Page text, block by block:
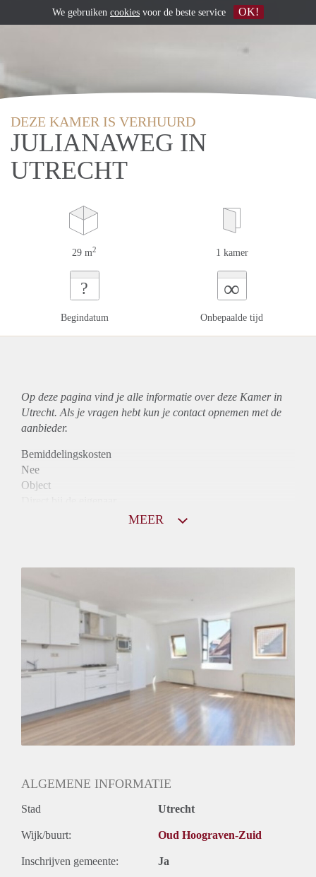
DEZE KAMER IS VERHUURD
JULIANAWEG IN
UTRECHT
29 m2 1 kamer
?
Begindatum
∞
Onbepaalde tijd
Op deze pagina vind je alle informatie over deze Kamer in
Utrecht. Als je vragen hebt kun je contact opnemen met de
aanbieder.
Bemiddelingskosten
Nee
Object
Mogelijk
3,1 X Maandhuur Bruto
Huurtermijn
Onbepaalde termijn
Oplevering
MEER
ALGEMENE INFORMATIE
Stad Utrecht
Wijk/buurt: Oud Hoograven-Zuid
Inschrijven gemeente: Ja
We gebruiken cookies voor de beste service OK!